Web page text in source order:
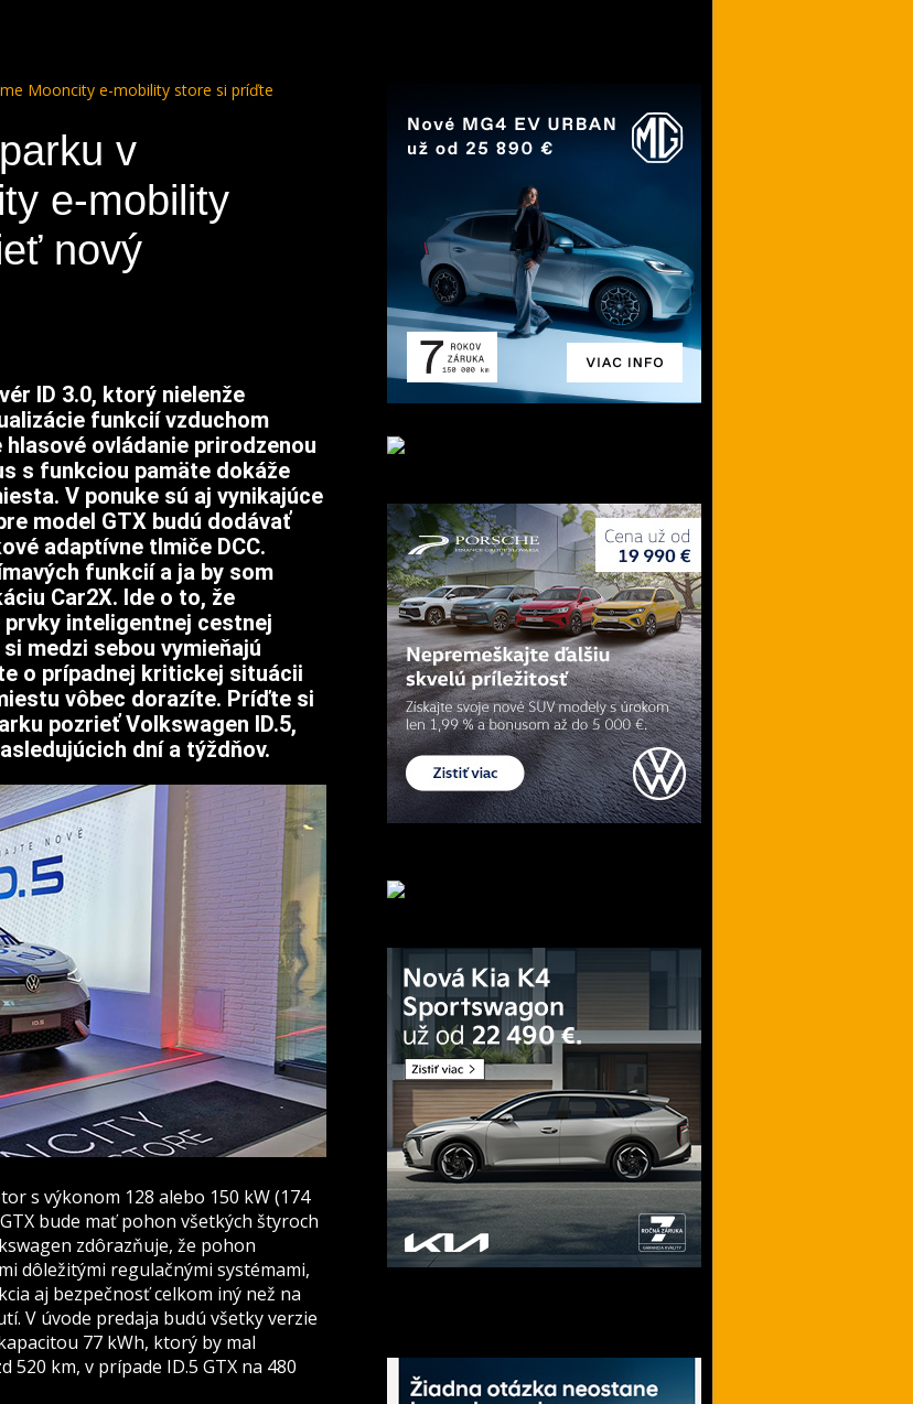
Mooncity e-mobility store si príďte
v
e-mobility
nový
ID 3.0, ktorý nielenže
funkcií vzduchom
hlasové ovládanie prirodzenou
s funkciou pamäte dokáže
V ponuke sú aj vynikajúce
model GTX budú dodávať
adaptívne tlmiče DCC.
funkcií a ja by som
Car2X. Ide o to, že
inteligentnej cestnej
medzi sebou vymieňajú
o prípadnej kritickej situácii
vôbec dorazíte. Príďte si
pozrieť Volkswagen ID.5,
dní a týždňov.
s výkonom 128 alebo 150 kW (174
bude mať pohon všetkých štyroch
zdôrazňuje, že pohon
dôležitými regulačnými systémami,
aj bezpečnosť celkom iný než na
V úvode predaja budú všetky verzie
77 kWh, ktorý by mal
km, v prípade ID.5 GTX na 480